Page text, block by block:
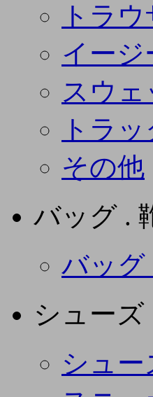
トラ
イージ
スウェ
トラ
その他
バッグ .
バッグ
シューズ
シュー